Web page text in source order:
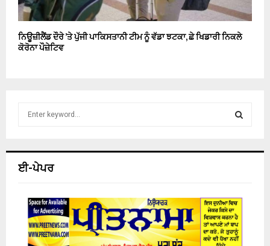
ਨਿਊਜ਼ੀਲੈਂਡ ਦੌਰੇ ’ਤੇ ਪੁੱਜੀ ਪਾਕਿਸਤਾਨੀ ਟੀਮ ਨੂੰ ਵੱਡਾ ਝਟਕਾ, ਛੇ ਖਿਡਾਰੀ ਨਿਕਲੇ
ਕੋਰੋਨਾ ਪੌਜ਼ੇਟਿਵ
h
R
C
ਈ-ਪੇਪਰ